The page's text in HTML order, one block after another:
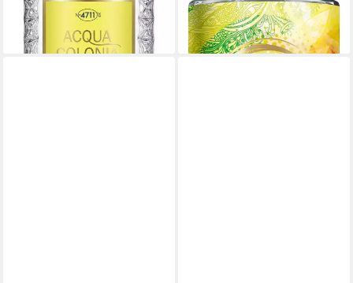
-20%
lieferbar - in 5-6 Werktagen bei dir
lieferbar - in 5-6 Werktagen bei dir